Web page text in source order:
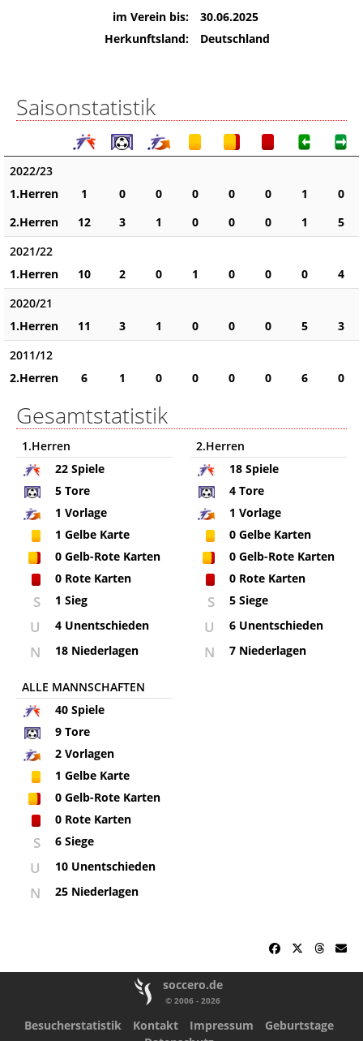
im Verein bis:
30.06.2025
Herkunftsland:
Deutschland
Saisonstatistik
2022/23
1.Herren
1 0 0 0 0 0 1
0
2.Herren
12 3 1 0 0 0 1
5
2021/22
1.Herren
10 2 0 1 0 0 0
4
2020/21
1.Herren
11 3 1 0 0 0 5
3
2011/12
2.Herren
6 1 0 0 0 0 6 0
Gesamtstatistik
1.Herren
22 Spiele
5 Tore
1 Vorlage
1 Gelbe Karte
0 Gelb-Rote Karten
0 Rote Karten
S 1 Sieg
U 4 Unentschieden
N 18 Niederlagen
2.Herren
18Spiele
4Tore
1 Vorlage
0Gelbe Karten
0Gelb-Rote Karten
0Rote Karten
S 5 Siege
U 6 Unentschieden
N 7 Niederlagen
ALLE MANNSCHAFTEN
40 Spiele
9 Tore
2 Vorlagen
1 Gelbe Karte
0 Gelb-Rote Karten
0 Rote Karten
S 6 Siege
U 10 Unentschieden
N 25 Niederlagen
soccero.de
© 2006 - 2026
Besucherstatistik Kontakt Impressum
Geburtstage